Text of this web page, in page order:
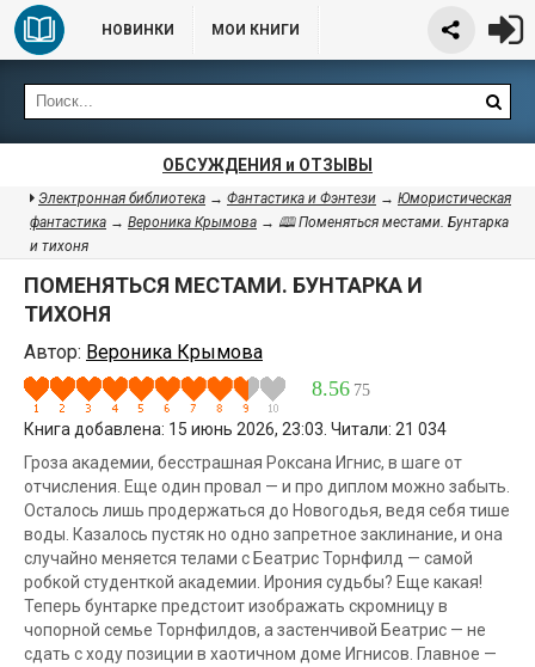
НОВИНКИ МОИ КНИГИ
ОБСУЖДЕНИЯ и ОТЗЫВЫ
Электронная библиотека → Фантастика и Фэнтези → Юмористическая
фантастика → Вероника Крымова → 🕮 Поменяться местами. Бунтарка
и тихоня
ПОМЕНЯТЬСЯ МЕСТАМИ. БУНТАРКА И
ТИХОНЯ
Автор: Вероника Крымова
8.56 75
Книга добавлена: 15 июнь 2026, 23:03. Читали: 21 034
Гроза академии, бесстрашная Роксана Игнис, в шаге от
отчисления. Еще один провал — и про диплом можно забыть.
Осталось лишь продержаться до Новогодья, ведя себя тише
воды. Казалось пустяк но одно запретное заклинание, и она
случайно меняется телами с Беатрис Торнфилд — самой
робкой студенткой академии. Ирония судьбы? Еще какая!
Теперь бунтарке предстоит изображать скромницу в
чопорной семье Торнфилдов, а застенчивой Беатрис — не
сдать с ходу позиции в хаотичном доме Игнисов. Главное —